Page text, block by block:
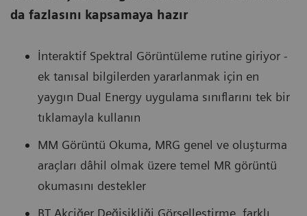
da fazlasını kapsamaya hazır
İnteraktif Spektral Görüntüleme rutine giriyor -
ek tanısal bilgilerden yararlanmak için en
yaygın Dual Energy uygulama sınıflarını tek bir
tıklamayla kullanın
MM Görüntü Okuma, MRG genel ve oluşturma
araçları dâhil olmak üzere temel MR görüntü
okumasını destekler
BT Akciğer Değişikliği Görselleştirme, farklı